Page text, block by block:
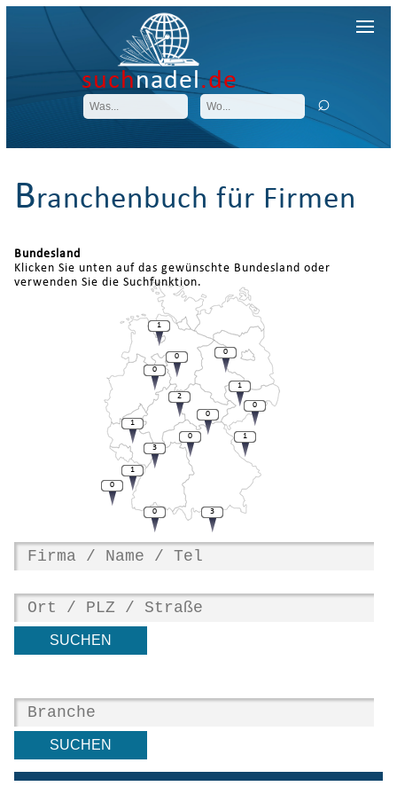
suchnadel.de
Branchenbuch für Firmen
Bundesland
Klicken Sie unten auf das gewünschte Bundesland oder
verwenden Sie die Suchfunktion.
1
0
1
1
0
0
0
1
0
2
0
3
1
0
0
3